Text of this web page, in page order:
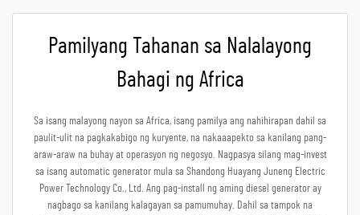
Pamilyang Tahanan sa Nalalayong
Bahagi ng Africa
Sa isang malayong nayon sa Africa, isang pamilya ang nahihirapan dahil sa
paulit-ulit na pagkakabigo ng kuryente, na nakaaapekto sa kanilang pang-
araw-araw na buhay at operasyon ng negosyo. Nagpasya silang mag-invest
sa isang automatic generator mula sa Shandong Huayang Juneng Electric
Power Technology Co., Ltd. Ang pag-install ng aming diesel generator ay
nagbago sa kanilang kalagayan sa pamumuhay. Dahil sa tampok na